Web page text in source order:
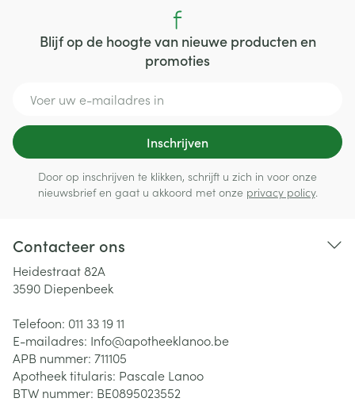
Blijf op de hoogte van nieuwe producten en
promoties
Inschrijven
Door op inschrijven te klikken, schrijft u zich in voor onze
nieuwsbrief en gaat u akkoord met onze privacy policy.
Contacteer ons
Heidestraat 82A
3590 Diepenbeek
Telefoon: 011 33 19 11
E-mailadres: Info@apotheeklanoo.be
APB nummer: 711105
Apotheek titularis: Pascale Lanoo
BTW nummer: BE0895023552